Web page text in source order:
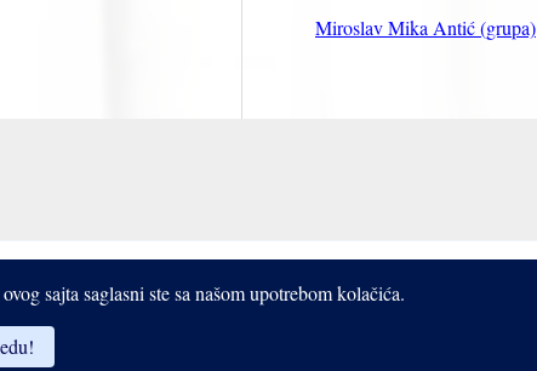
Miroslav Mika Antić (grupa)
2026 Bistrooki
sajta saglasni ste sa našom upotrebom kolačića.